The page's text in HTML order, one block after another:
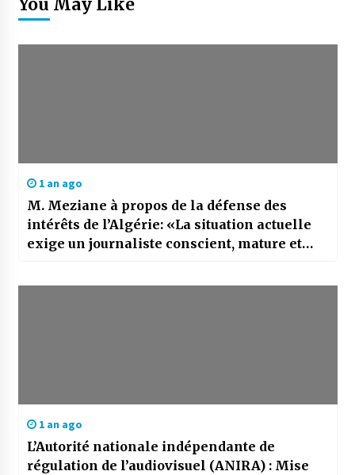
You May Like
1 an ago
M. Meziane à propos de la défense des
intérêts de l’Algérie: «La situation actuelle
exige un journaliste conscient, mature et
1 an ago
L’Autorité nationale indépendante de
régulation de l’audiovisuel (ANIRA) : Mise